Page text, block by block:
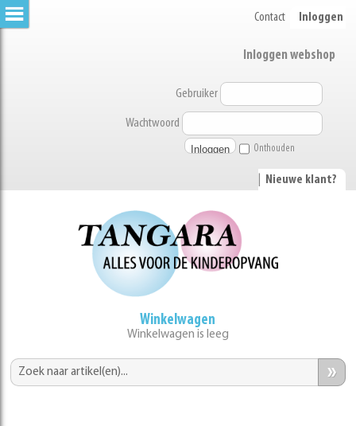
Contact Inloggen
Inloggen webshop
Gebruiker
Wachtwoord
Onthouden
Nieuwe klant?
Winkelwagen
Winkelwagen is leeg
»